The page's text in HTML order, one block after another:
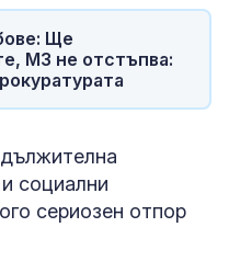
Ще
МЗ не отстъпва:
социални
сериозен отпор